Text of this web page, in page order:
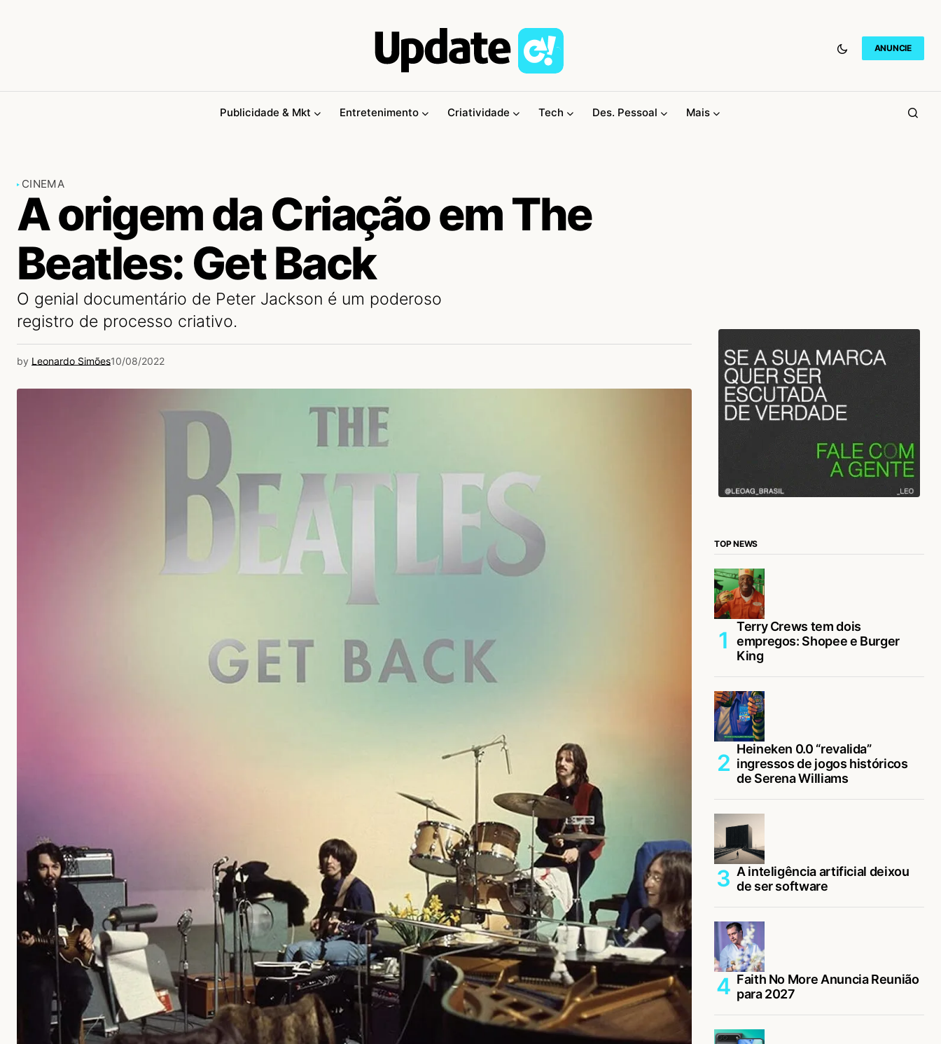
ANUNCIE
Publicidade & Mkt Entretenimento Criatividade Tech Des. Pessoal Mais
CINEMA
A origem da Criação em The
Beatles: Get Back
O genial documentário de Peter Jackson é um poderoso
registro de processo criativo.
by Leonardo Simões10/08/2022
TOP NEWS
Terry Crews tem dois
empregos: Shopee e Burger
King
Heineken 0.0 “revalida”
ingressos de jogos históricos
de Serena Williams
A inteligência artificial deixou
de ser software
Faith No More Anuncia Reunião
para 2027